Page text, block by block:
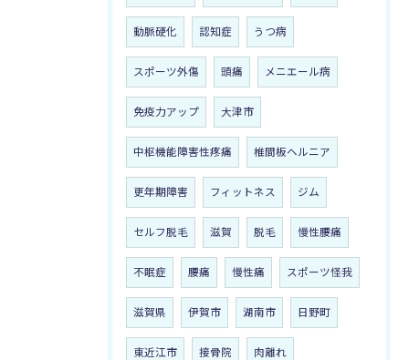
動脈硬化 認知症 うつ病
スポーツ外傷 頭痛 メニエール病
免疫力アップ 大津市
中枢機能障害性疼痛 椎間板ヘルニア
更年期障害 フィットネス ジム
セルフ脱毛 滋賀 脱毛 慢性腰痛
不眠症 腰痛 慢性痛 スポーツ怪我
滋賀県 伊賀市 湖南市 日野町
東近江市 接骨院 肉離れ